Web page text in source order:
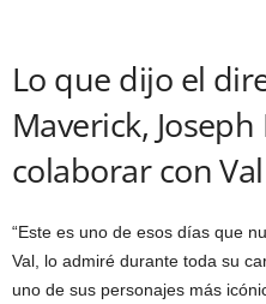
Lo que dijo el
Maverick,
colaborar con
“Este es uno de esos días que
Val, lo admiré durante toda su
uno de sus personajes más